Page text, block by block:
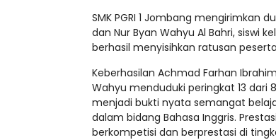
SMK PGRI 1 Jombang mengirimkan
dan Nur Byan Wahyu Al Bahri, siswi
berhasil menyisihkan ratusan
Keberhasilan Achmad Farhan
Wahyu menduduki peringkat 13 dari
menjadi bukti nyata semangat
dalam bidang Bahasa Inggris.
berkompetisi dan berprestasi di